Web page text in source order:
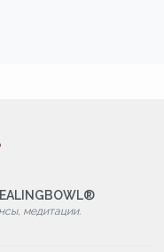
медитации.